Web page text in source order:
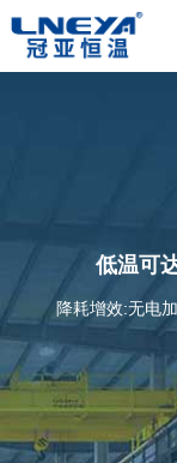
低温可
降耗增效:无电